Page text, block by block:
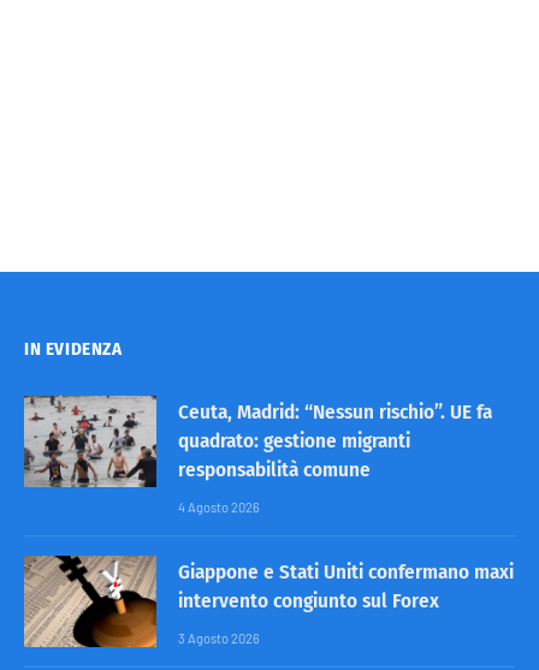
IN EVIDENZA
Ceuta, Madrid: “Nessun rischio”. UE fa
quadrato: gestione migranti
responsabilità comune
4 Agosto 2026
Giappone e Stati Uniti confermano maxi
intervento congiunto sul Forex
3 Agosto 2026